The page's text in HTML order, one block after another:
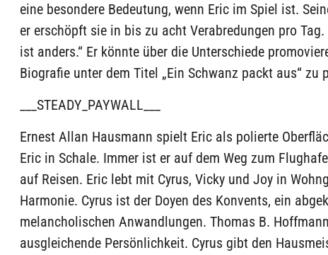
eine besondere Bedeutung, wenn Eric im Spiel ist.
er erschöpft sie in bis zu acht Verabredungen pro
ist anders.“ Er könnte über die Unterschiede
Biografie unter dem Titel „Ein Schwanz packt aus“ zu
___STEADY_PAYWALL___
Ernest Allan Hausmann spielt Eric als polierte
Eric in Schale. Immer ist er auf dem Weg zum
auf Reisen. Eric lebt mit Cyrus, Vicky und Joy in
Harmonie. Cyrus ist der Doyen des Konvents, ein
melancholischen Anwandlungen. Thomas B.
ausgleichende Persönlichkeit. Cyrus gibt den